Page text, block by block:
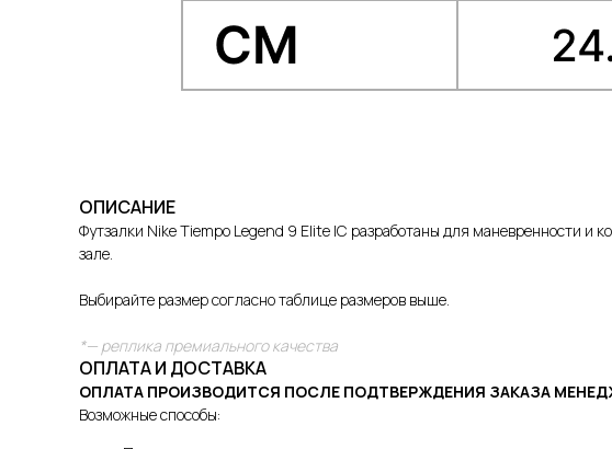
ОПИСАНИЕ
Футзалки Nike Tiempo Legend 9 Elite IC разработаны для маневренности и
зале.
Выбирайте размер согласно таблице размеров выше.
*— реплика премиального качества
ОПЛАТА И ДОСТАВКА
ОПЛАТА ПРОИЗВОДИТСЯ ПОСЛЕ ПОДТВЕРЖДЕНИЯ ЗАКАЗА
Возможные способы: